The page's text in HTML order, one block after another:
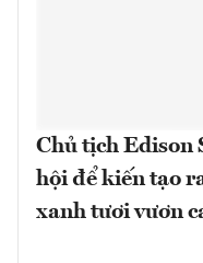
Chủ tịch Edison
hội để kiến tạo
xanh tươi vươn